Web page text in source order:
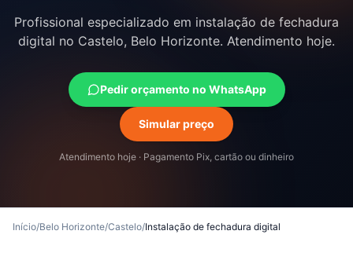
Profissional especializado em instalação de fechadura
digital no Castelo, Belo Horizonte. Atendimento hoje.
Pedir orçamento no WhatsApp
Simular preço
Atendimento hoje · Pagamento Pix, cartão ou dinheiro
Início/Belo Horizonte/Castelo/Instalação de fechadura digital